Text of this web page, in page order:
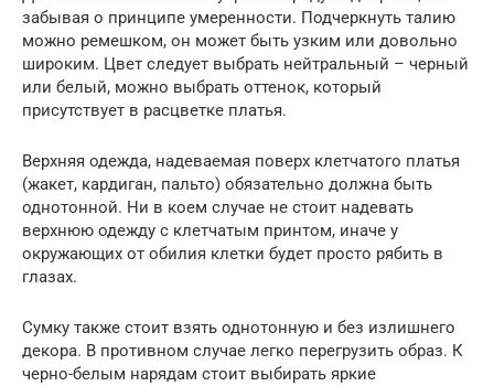
забывая о принципе умеренности. Подчеркнуть талию
можно ремешком, он может быть узким или довольно
широким. Цвет следует выбрать нейтральный – черный
или белый, можно выбрать оттенок, который
присутствует в расцветке платья.
Верхняя одежда, надеваемая поверх клетчатого платья
(жакет, кардиган, пальто) обязательно должна быть
однотонной. Ни в коем случае не стоит надевать
верхнюю одежду с клетчатым принтом, иначе у
окружающих от обилия клетки будет просто рябить в
глазах.
Сумку также стоит взять однотонную и без излишнего
декора. В противном случае легко перегрузить образ. К
черно-белым нарядам стоит выбирать яркие